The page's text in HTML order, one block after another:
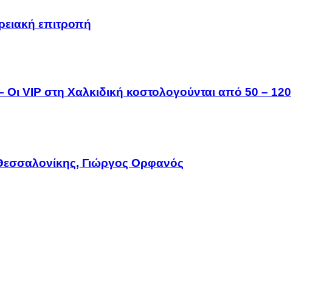
επιτροπή
Οι VIP στη Χαλκιδική κοστολογούνται από 50 – 120
Γιώργος Ορφανός